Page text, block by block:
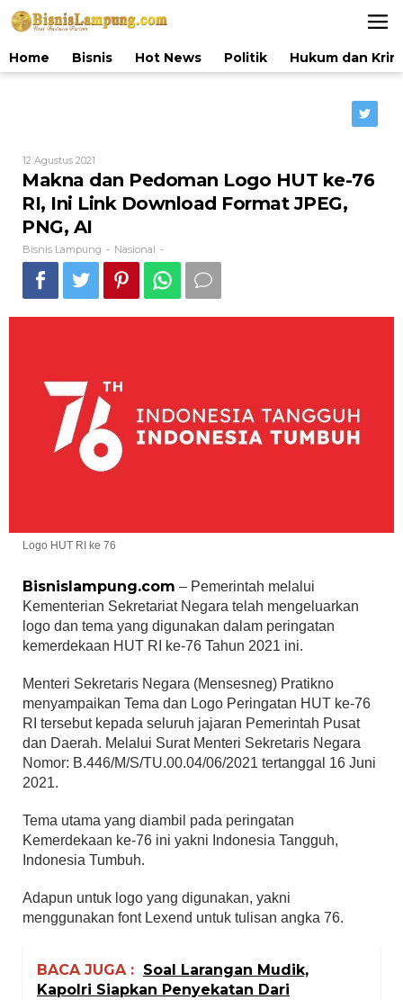
Lewati
ke
Home
Bisnis Hot News Politik Hukum dan
12 Agustus 2021
Bisnis
Lampung
Makna dan Pedoman Logo HUT ke-76
RI, Ini Link Download Format JPEG,
PNG, AI
Bisnis Lampung - Nasional -
Logo HUT RI ke 76
Bisnislampung.com – Pemerintah melalui
Kementerian Sekretariat Negara telah mengeluarkan
logo dan tema yang digunakan dalam peringatan
kemerdekaan HUT RI ke-76 Tahun 2021 ini.
Menteri Sekretaris Negara (Mensesneg) Pratikno
menyampaikan Tema dan Logo Peringatan HUT ke-76
RI tersebut kepada seluruh jajaran Pemerintah Pusat
dan Daerah. Melalui Surat Menteri Sekretaris Negara
Nomor: B.446/M/S/TU.00.04/06/2021 tertanggal 16 Juni
2021.
Tema utama yang diambil pada peringatan
Kemerdekaan ke-76 ini yakni Indonesia Tangguh,
Indonesia Tumbuh.
Adapun untuk logo yang digunakan, yakni
menggunakan font Lexend untuk tulisan angka 76.
BACA JUGA : Soal Larangan Mudik,
Kapolri Siapkan Penyekatan Dari